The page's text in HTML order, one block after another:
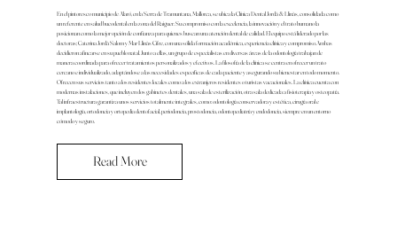
En el pintoresco municipio de Alaró, en la Serra de Tramuntana, Mallorca, se ubica la Clínica Dental Jordà & Llinàs, consolidada como
un referente en salud bucodental en la zona del Raiguer. Su compromiso con la excelencia, la innovación y el trato humano la
posicionan como la mejor opción de confianza para quienes buscan una atención dental de calidad. El equipo está liderado por las
doctoras; Caterina Jordà Salom y Mar Llinàs Cifre, con una sólida formación académica, experiencia clínica y compromiso.Ambas
decidieron afincarse en su pueblo natal. Junto a ellas, un grupo de especialistas en diversas áreas de la odontología trabajan de
manera coordinada para ofrecer tratamientos personalizados y efectivos. La filosofía de la clínica se centra en ofrecer un trato
cercano e individualizado, adaptándose a las necesidades específicas de cada paciente y asegurando su bienestar en todo momento.
Ofrecen sus servicios tanto a los residentes locales como a los extranjeros residentes o turistas vacacionales. La clínica cuenta con
modernas instalaciones, que incluyen dos gabinetes dentales, una sala de esterilización, otra sala dedicada a fisioterapia y osteopatía.
Tal infraestructura garantiza unos servicios totalmente integrales, como: odontología conservadora y estética, cirugía oral e
implantología, ortodoncia y ortopedia dentofacial, periodoncia, prostodoncia, odontopediatría y endodoncia, siempre en un entorno
cómodo y seguro.
Read More